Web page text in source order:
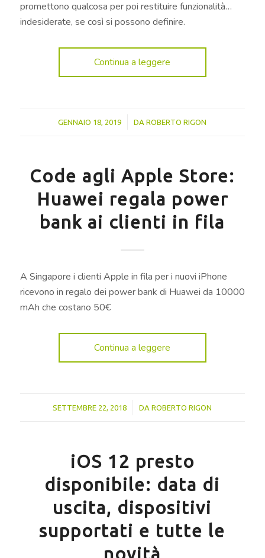
promettono qualcosa per poi restituire funzionalità…
indesiderate, se così si possono definire.
Continua a leggere
GENNAIO 18, 2019
/ DAROBERTO RIGON
Code agli Apple Store:
Huawei regala power
bank ai clienti in fila
A Singapore i clienti Apple in fila per i nuovi iPhone
ricevono in regalo dei power bank di Huawei da 10000
mAh che costano 50€
Continua a leggere
SETTEMBRE 22, 2018
/ DAROBERTO RIGON
iOS 12 presto
disponibile: data di
uscita, dispositivi
supportati e tutte le
novità